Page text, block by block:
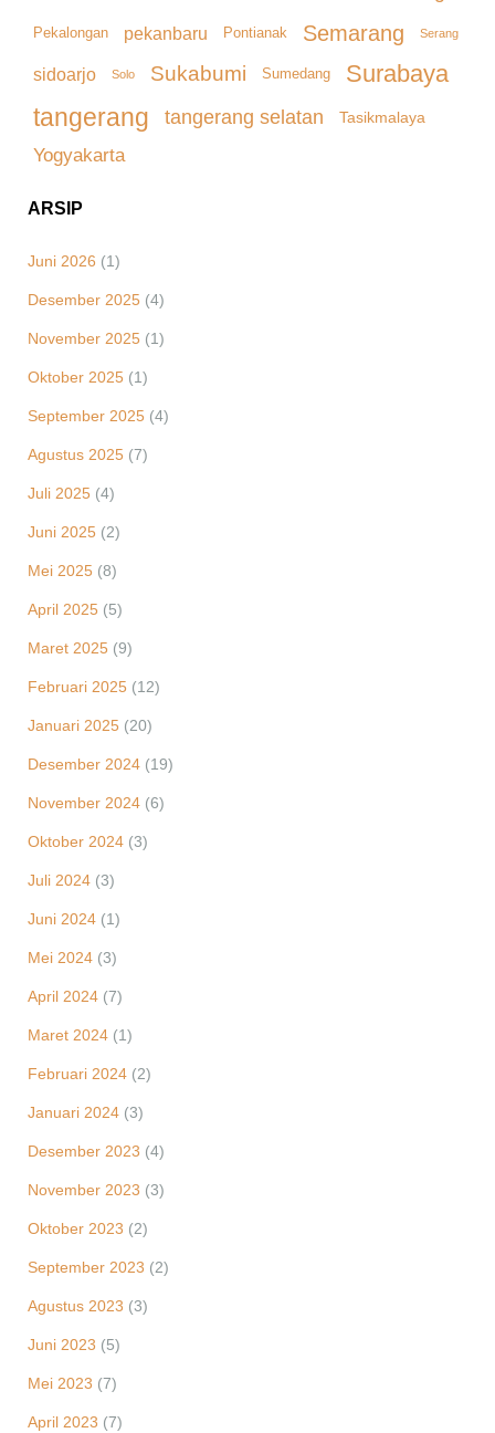
Pekalongan pekanbaru Pontianak Semarang Serang
sidoarjo Solo Sukabumi Sumedang Surabaya
tangerang tangerang selatan Tasikmalaya
Yogyakarta
ARSIP
Juni 2026 (1)
Desember 2025 (4)
November 2025 (1)
Oktober 2025 (1)
September 2025 (4)
Agustus 2025 (7)
Juli 2025 (4)
Juni 2025 (2)
Mei 2025 (8)
April 2025 (5)
Maret 2025 (9)
Februari 2025 (12)
Januari 2025 (20)
Desember 2024 (19)
November 2024 (6)
Oktober 2024 (3)
Juli 2024 (3)
Juni 2024 (1)
Mei 2024 (3)
April 2024 (7)
Maret 2024 (1)
Februari 2024 (2)
Januari 2024 (3)
Desember 2023 (4)
November 2023 (3)
Oktober 2023 (2)
September 2023 (2)
Agustus 2023 (3)
Juni 2023 (5)
Mei 2023 (7)
April 2023 (7)